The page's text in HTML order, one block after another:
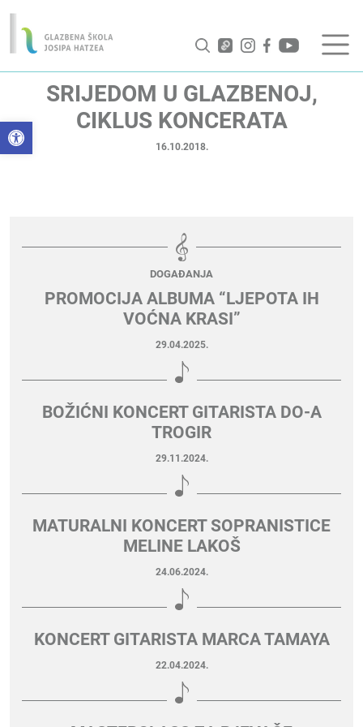
Open toolbar
SRIJEDOM U GLAZBENOJ,
CIKLUS KONCERATA
16.10.2018.
DOGAĐANJA
PROMOCIJA ALBUMA “LJEPOTA IH
VOĆNA KRASI”
29.04.2025.
BOŽIĆNI KONCERT GITARISTA DO-A
TROGIR
29.11.2024.
MATURALNI KONCERT SOPRANISTICE
MELINE LAKOŠ
24.06.2024.
KONCERT GITARISTA MARCA TAMAYA
22.04.2024.